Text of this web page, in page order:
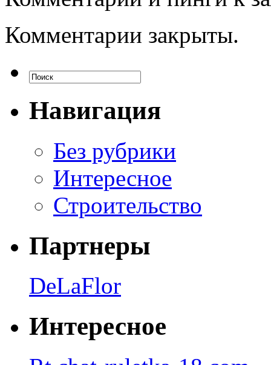
Комментарии закрыты.
Навигация
Без рубрики
Интересное
Строительство
Партнеры
DeLaFlor
Интересное